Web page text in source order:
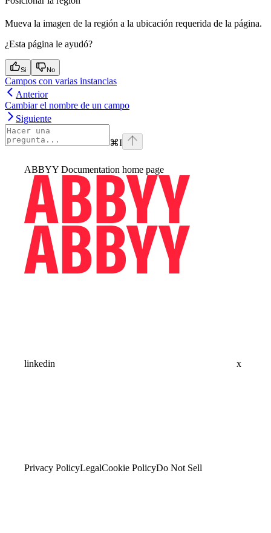
Mueva la imagen de la región a la ubicación requerida de la página.
¿Esta página le ayudó?
Si No
Campos con varias instancias
Anterior
Cambiar el nombre de un campo
Siguiente
⌘I
ABBYY Documentation home page
linkedin x
Privacy PolicyLegalCookie PolicyDo Not Sell